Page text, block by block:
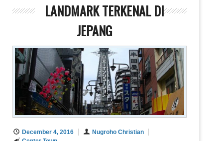
LANDMARK TERKENAL DI
JEPANG
December 4, 2016
Nugroho Christian